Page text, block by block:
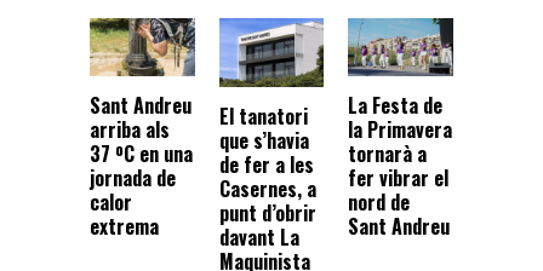
Sant Andreu
arriba als
37 ºC en una
jornada de
calor
extrema
El tanatori
que s’havia
de fer a les
Casernes, a
punt d’obrir
davant La
Maquinista
La Festa de
la Primavera
tornarà a
fer vibrar el
nord de
Sant Andreu